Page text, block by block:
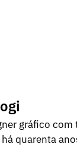
gráfico
quarenta